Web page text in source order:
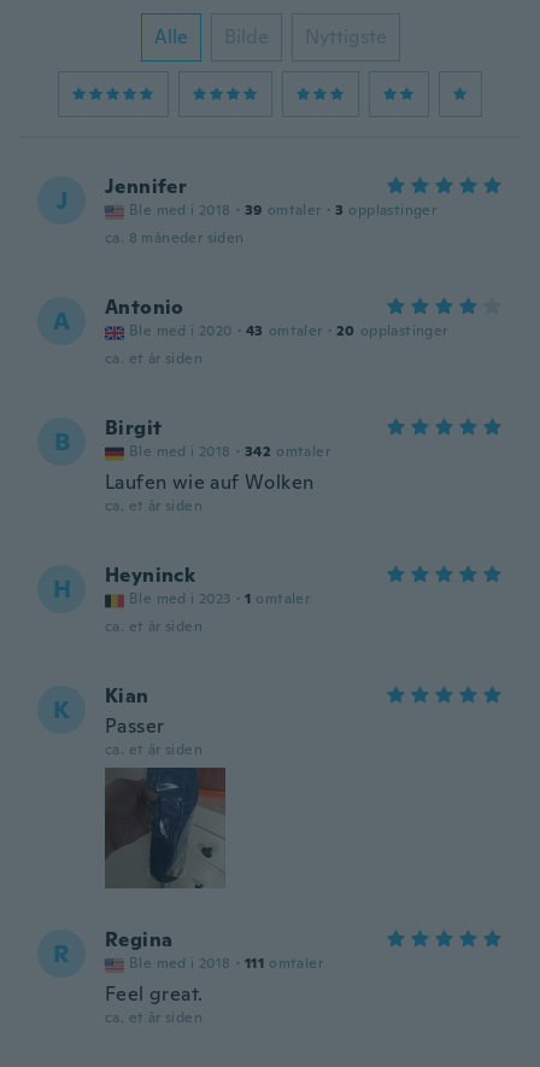
Alle Bilde Nyttigste
J Jennifer
Ble med i 2018 · 39 omtaler · 3 opplastinger
ca. 8 måneder siden
A Antonio
Ble med i 2020 · 43 omtaler · 20 opplastinger
ca. et år siden
B Birgit
Ble med i 2018 · 342 omtaler
Laufen wie auf Wolken
ca. et år siden
H Heyninck
Ble med i 2023 · 1 omtaler
ca. et år siden
K
Kian
Passer
ca. et år siden
R Regina
Ble med i 2018 · 111 omtaler
Feel great.
ca. et år siden